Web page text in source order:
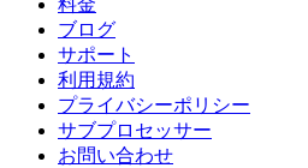
ブログ
サポート
利用規約
プライバシーポリシー
サブプロセッサー
お問い合わせ